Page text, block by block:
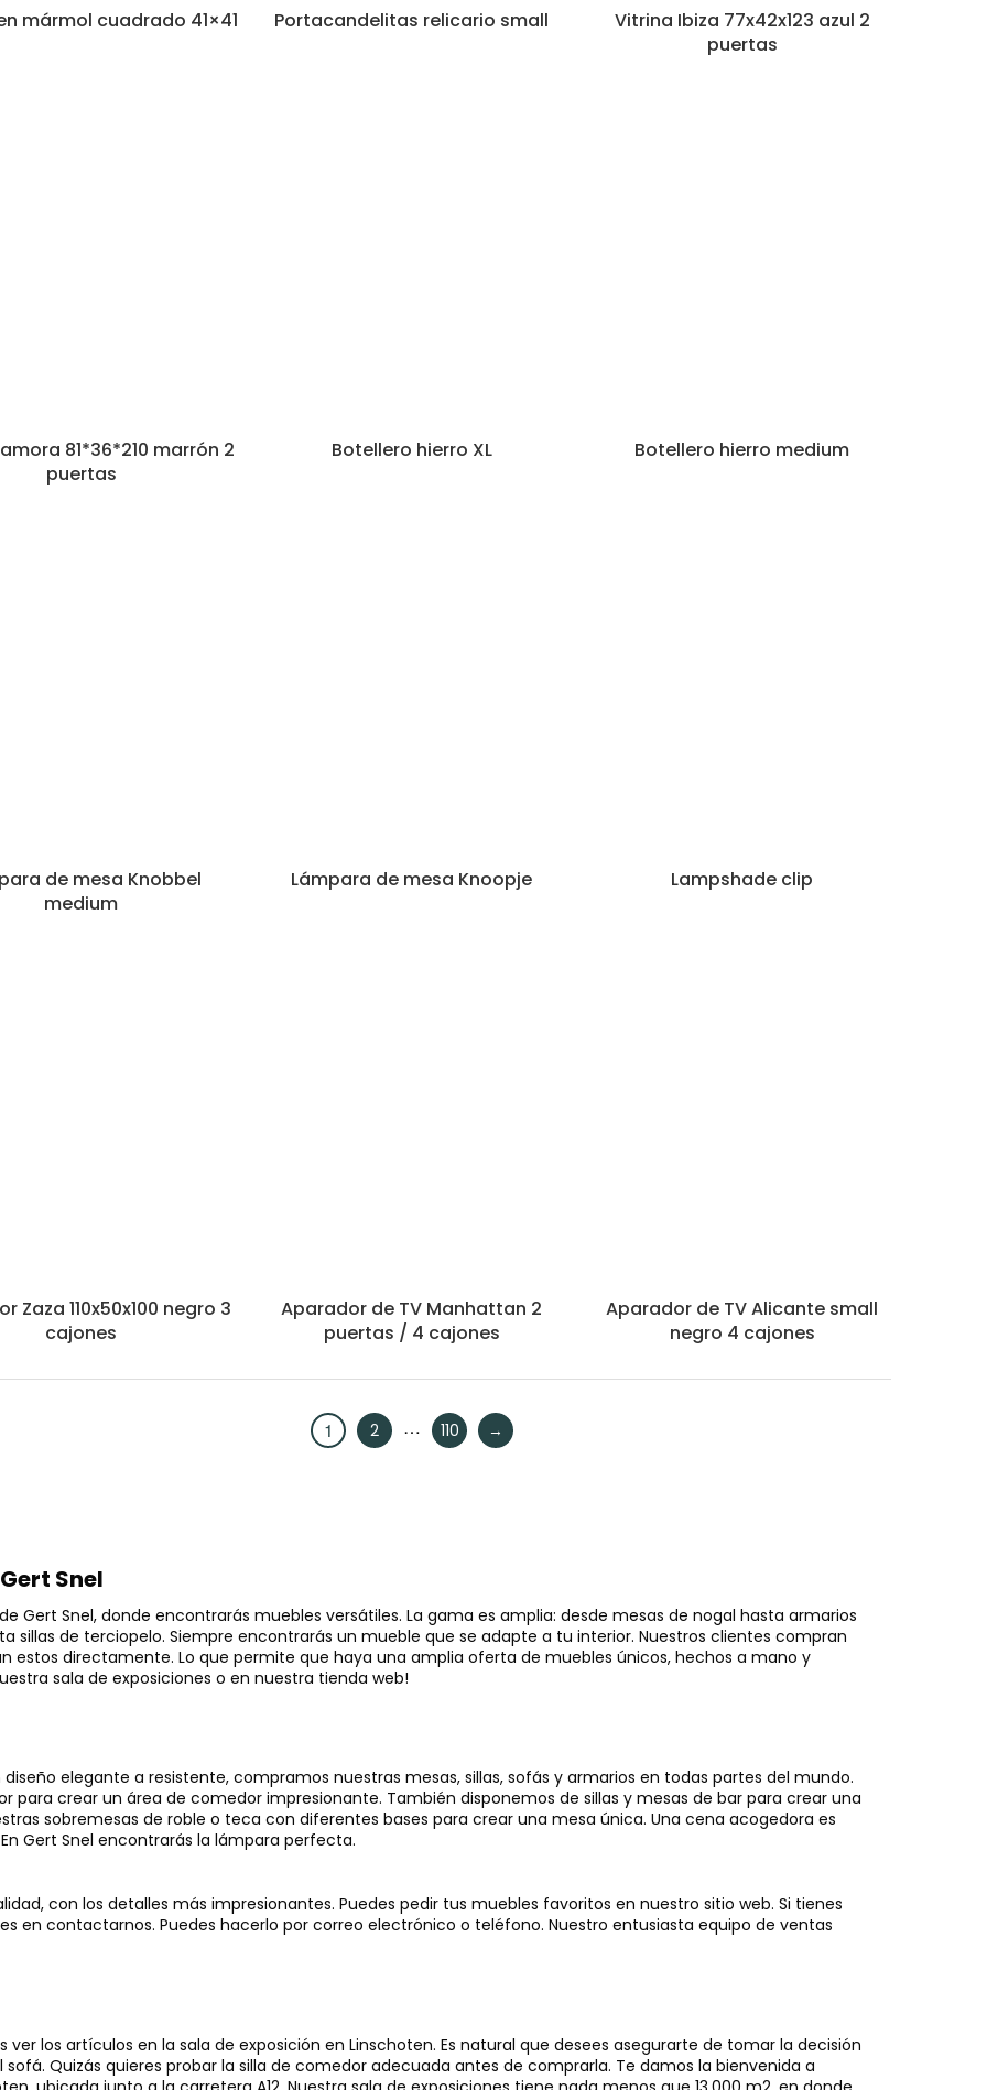
mármol cuadrado 41×41 Portacandelitas relicario small
Vitrina Ibiza 77x42x123 azul 2
puertas
81*36*210 marrón 2
puertas
Botellero hierro XL Botellero hierro medium
de mesa Knobbel
medium
Lámpara de mesa Knoopje Lampshade clip
Zaza 110x50x100 negro 3
cajones
Aparador de TV Manhattan 2
puertas / 4 cajones
Aparador de TV Alicante small
negro 4 cajones
1 2 … 110 →
Snel
Gert Snel, donde encontrarás muebles versátiles. La gama es amplia: desde mesas de nogal hasta armarios
sillas de terciopelo. Siempre encontrarás un mueble que se adapte a tu interior. Nuestros clientes compran
estos directamente. Lo que permite que haya una amplia oferta de muebles únicos, hechos a mano y
sala de exposiciones o en nuestra tienda web!
elegante a resistente, compramos nuestras mesas, sillas, sofás y armarios en todas partes del mundo.
para crear un área de comedor impresionante. También disponemos de sillas y mesas de bar para crear una
sobremesas de roble o teca con diferentes bases para crear una mesa única. Una cena acogedora es
Gert Snel encontrarás la lámpara perfecta.
con los detalles más impresionantes. Puedes pedir tus muebles favoritos en nuestro sitio web. Si tienes
en contactarnos. Puedes hacerlo por correo electrónico o teléfono. Nuestro entusiasta equipo de ventas
los artículos en la sala de exposición en Linschoten. Es natural que desees asegurarte de tomar la decisión
Quizás quieres probar la silla de comedor adecuada antes de comprarla. Te damos la bienvenida a